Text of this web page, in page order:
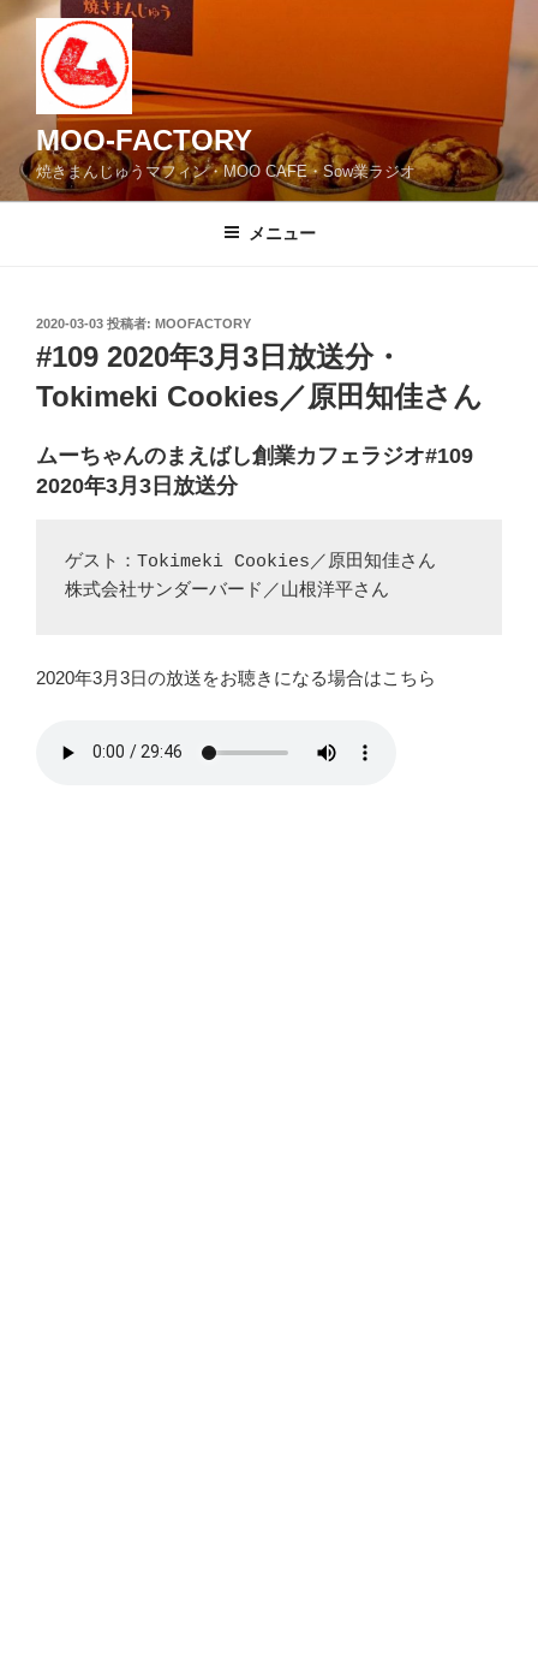
MOO-FACTORY
焼きまんじゅうマフィン・MOO CAFE・Sow業ラジオ
メニュー
投
稿
日:
2020-03-03 投稿者: MOOFACTORY
#109 2020年3月3日放送分・
Tokimeki Cookies／原田知佳さん
ムーちゃんのまえばし創業カフェラジオ#109
2020年3月3日放送分
ゲスト：Tokimeki Cookies／原田知佳さん
株式会社サンダーバード／山根洋平さん
2020年3月3日の放送をお聴きになる場合はこちら